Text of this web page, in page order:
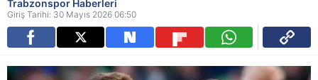
Trabzonspor Haberleri
Giriş Tarihi: 30 Mayıs 2026 06:50